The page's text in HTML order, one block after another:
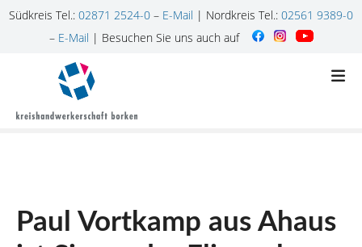
Südkreis Tel.: 02871 2524-0 – E-Mail | Nordkreis Tel.: 02561 9389-0
– E-Mail | Besuchen Sie uns auch auf
Paul Vortkamp aus Ahaus